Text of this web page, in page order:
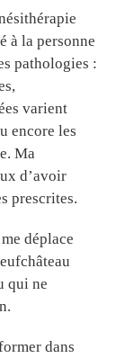
à la personne
pathologies :
varient
encore les
Ma
d’avoir
prescrites.
déplace
qui ne
dans